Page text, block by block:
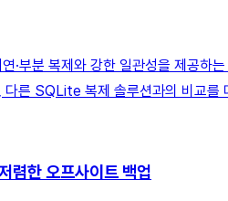
·부분 복제와 강한 일관성을 제공
른 SQLite 복제 솔루션과의 비교를
한 오프사이트 백업